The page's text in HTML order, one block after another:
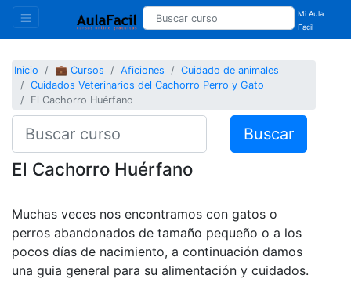
Mi Aula
Facil
Inicio 💼 Cursos Aficiones
Cuidado de animales
Cuidados Veterinarios del Cachorro Perro y Gato
El Cachorro Huérfano
Buscar
El Cachorro Huérfano
Muchas veces nos encontramos con gatos o
perros abandonados de tamaño pequeño o a los
pocos días de nacimiento, a continuación damos
una guia general para su alimentación y cuidados.